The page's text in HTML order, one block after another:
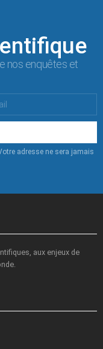
nos enquêtes et
adresse ne sera jamais
aux enjeux de